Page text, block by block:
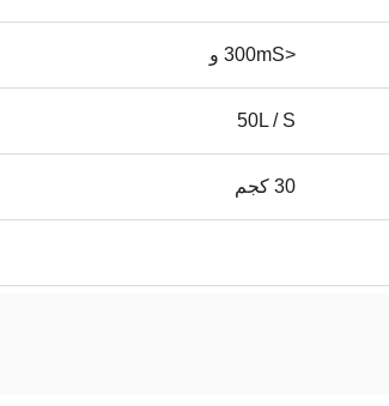
<300mS و
50L / S
30 كجم